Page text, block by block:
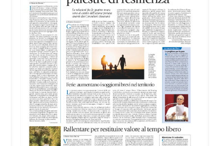
Tra i partecipanti anche i seminaristi, impegnati
accanto agli anziani della casa di riposo Cristo Re.
«Un’esperienza di crescita umana e spirituale che
rafforza la vocazione al servizio», sottolinea
Cristiano Pani.
Il programma dedica spazio anche ai temi della
pace e della cooperazione nel Mediterraneo. Oggi
pomeriggio, alla Mediateca del Mediterraneo
(MEM), l’incontro con l’arcivescovo monsignor
Giuseppe Baturi ha approfondito il ruolo dei giovani
nella costruzione di ponti tra culture e popoli, con
un confronto inserito nel percorso “Cagliari Città